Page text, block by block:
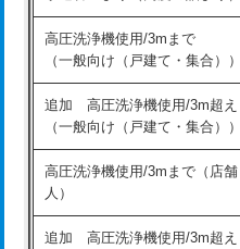
追加人工
廃棄・処分
※給水管工事は20mmまでの
持込商品取付（混合水栓）
持込商品取付（浄水器・分岐水
業）
高圧洗浄機使用/3mまで
（一般向け（戸建て・集合））
追加 高圧洗浄機使用/3m超え
（一般向け（戸建て・集合））
高圧洗浄機使用/3mまで（店
人）
追加 高圧洗浄機使用/3m超え